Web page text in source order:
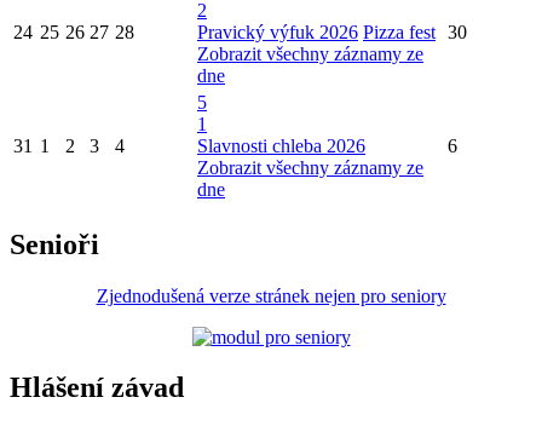
24 25 26 27 28
2
Pravický výfuk 2026 Pizza fest
Zobrazit všechny záznamy ze
dne
30
31 1 2 3 4
5
1
Slavnosti chleba 2026
Zobrazit všechny záznamy ze
dne
6
Senioři
Zjednodušená verze stránek nejen pro seniory
Hlášení závad